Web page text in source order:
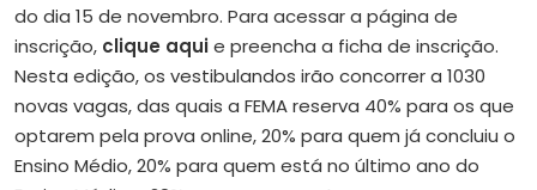
do dia 15 de novembro. Para acessar a página de
inscrição, clique aquie preencha a ficha de inscrição.
Nesta edição, os vestibulandos irão concorrer a 1030
novas vagas, das quais a FEMA reserva 40% para os que
optarem pela prova online, 20% para quem já concluiu o
Ensino Médio, 20% para quem está no último ano do